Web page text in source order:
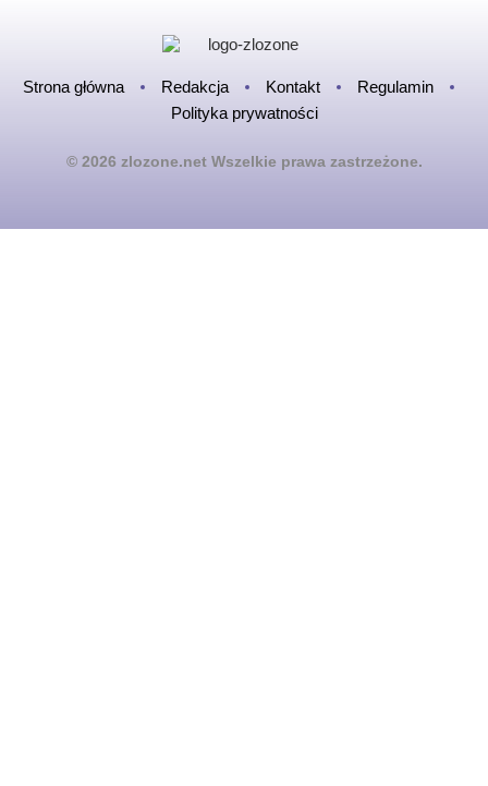
Strona główna Redakcja Kontakt
Regulamin
Polityka prywatności
© 2026 zlozone.net Wszelkie prawa zastrzeżone.